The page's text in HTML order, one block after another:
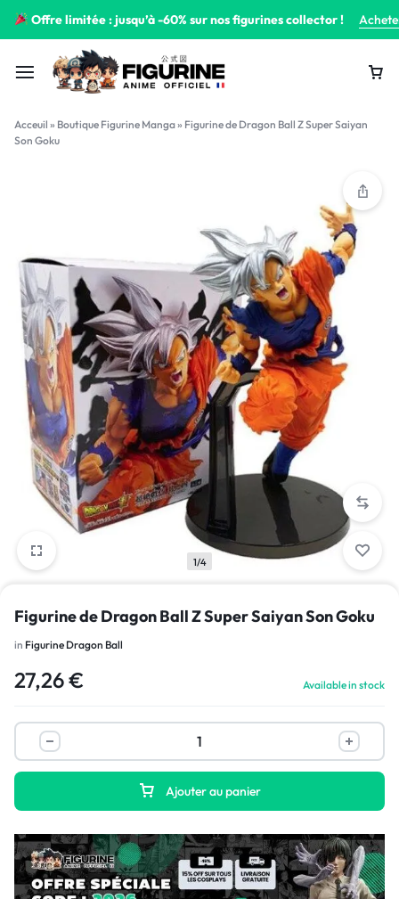
Offre limitée : jusqu’à -60% sur nos figurines collector !
Acceuil » Boutique Figurine Manga» Figurine de Dragon Ball Z Super Saiyan
Son Goku
1/4
Figurine de Dragon Ball Z Super Saiyan Son Goku
in Figurine Dragon Ball
27,26€ Available in stock
Ajouter au panier